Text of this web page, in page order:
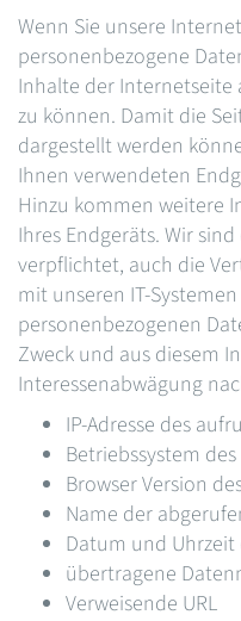
Wenn Sie unsere
personenbezogene
Inhalte der Internetseite
zu können. Damit die
dargestellt werden
Ihnen verwendeten
Hinzu kommen weitere
Ihres Endgeräts. Wir
verpflichtet, auch die
mit unseren IT-
personenbezogenen
Zweck und aus diesem
Interessenabwägung
IP-Adresse des
Betriebssystem
Browser Version
Name der
Datum und Uhrzeit
übertragene
Verweisende URL